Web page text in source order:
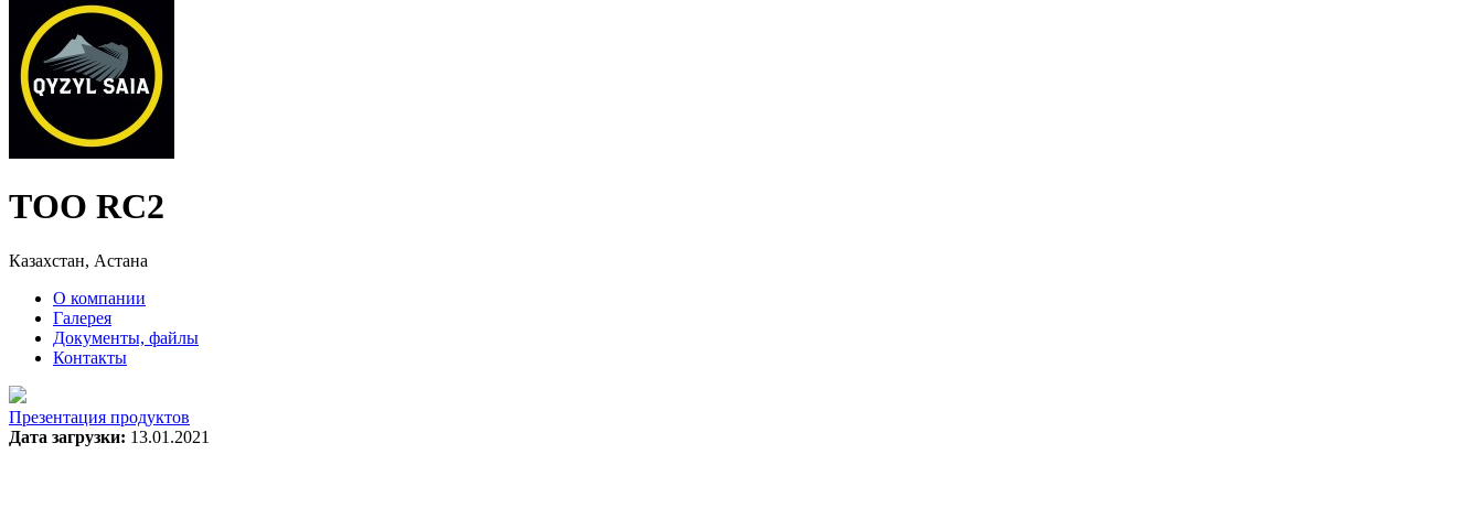
ТОО RC2
Казахстан, Астана
О компании
Галерея
Документы, файлы
Контакты
Презентация продуктов
Дата загрузки: 13.01.2021